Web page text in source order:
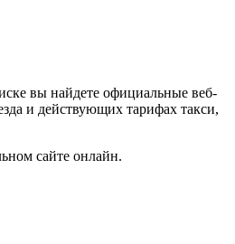
вы найдете официальные веб-
и действующих тарифах такси,
сайте онлайн.